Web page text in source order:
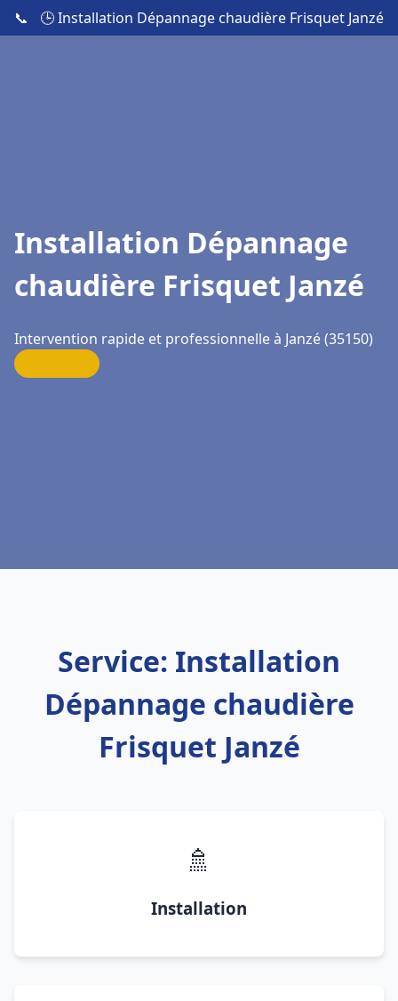
📞 🕒 Installation Dépannage chaudière Frisquet Janzé
Installation Dépannage
chaudière Frisquet Janzé
Intervention rapide et professionnelle à Janzé (35150)
Service: Installation
Dépannage chaudière
Frisquet Janzé
🚿
Installation